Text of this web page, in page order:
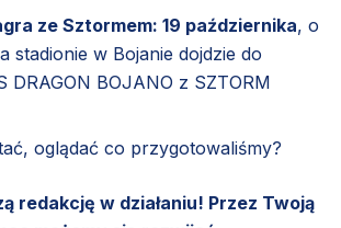
ze Sztormem: 19 października, o
stadionie w Bojanie dojdzie do
DRAGON BOJANO z SZTORM
oglądać co przygotowaliśmy?
redakcję w działaniu! Przez Twoją